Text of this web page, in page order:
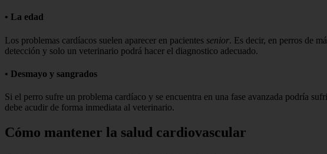
• La edad
Los problemas cardíacos suelen aparecer en pacientes senior. Es decir, en perros de
detección y solo un veterinario podrá hacer el diagnostico adecuado.
• Desmayo y sangrados
Si el perro sufre un problema cardíaco y se encuentra en una fase avanzada podría
debe acudir de forma inmediata al veterinario.
Cómo mantener la salud cardiovascular